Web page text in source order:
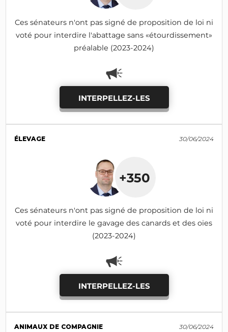
Ces sénateurs n'ont pas signé de proposition de loi ni
voté pour interdire l'abattage sans «étourdissement»
préalable (2023-2024)
INTERPELLEZ-LES
ÉLEVAGE 30/06/2024
+350
Ces sénateurs n'ont pas signé de proposition de loi ni
voté pour interdire le gavage des canards et des oies
(2023-2024)
INTERPELLEZ-LES
ANIMAUX DE COMPAGNIE 30/06/2024